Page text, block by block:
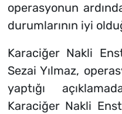
operasyonun
durumlarının iyi
Karaciğer Nakli
Sezai Yılmaz,
yaptığı
Karaciğer Nakli